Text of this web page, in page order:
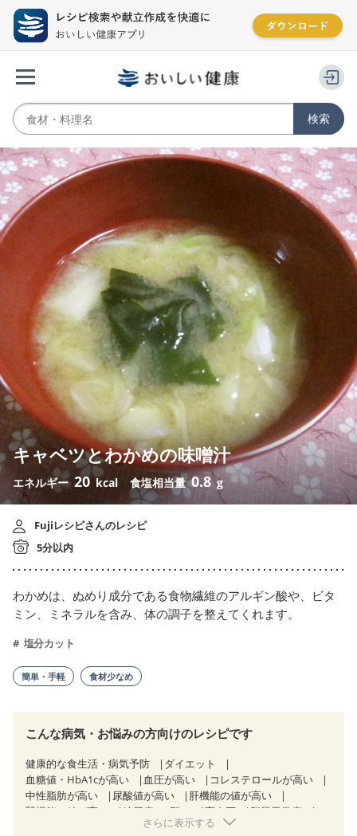
キャベツとわかめの味噌汁
エネルギー 20 kcal 食塩相当量0.8 g
Fujiレシピさんのレシピ
5分以内
わかめは、ぬめり成分である食物繊維のアルギン酸や、ビタ
ミン、ミネラルを含み、体の調子を整えてくれます。
塩分カット
簡単・手軽 食材少なめ
こんな病気・お悩みの方向けのレシピです
健康的な食生活・病気予防
ダイエット
血糖値・HbA1cが高い
血圧が高い
コレステロールが高い
中性脂肪が高い
尿酸値が高い
肝機能の値が高い
腎機能の値が高い
糖尿病（2型） 高血圧
脂質異常症
狭心症 心筋梗塞
さらに表示する